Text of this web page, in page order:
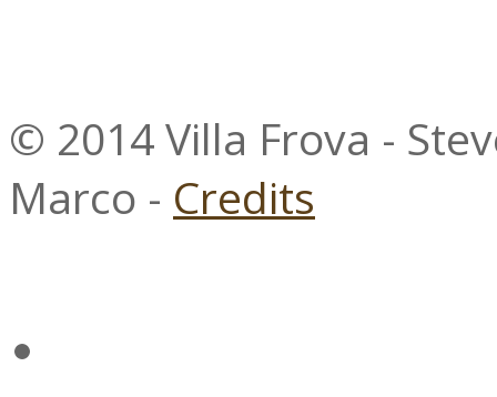
© 2014 Villa Frova -
Marco - Credits